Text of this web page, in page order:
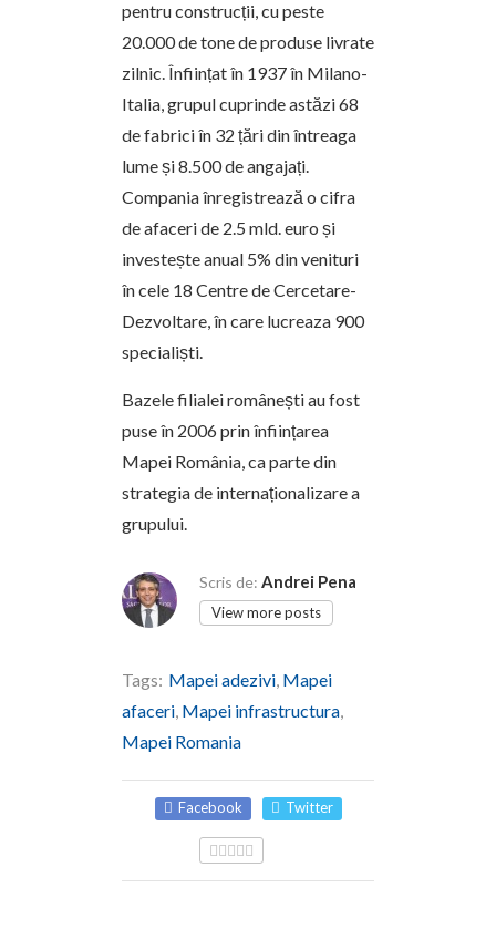
pentru construcții, cu peste
20.000 de tone de produse livrate
zilnic. Înființat în 1937 în Milano-
Italia, grupul cuprinde astăzi 68
de fabrici în 32 țări din întreaga
lume și 8.500 de angajați.
Compania înregistrează o cifra
de afaceri de 2.5 mld. euro și
investește anual 5% din venituri
în cele 18 Centre de Cercetare-
Dezvoltare, în care lucreaza 900
specialiști.
Bazele filialei românești au fost
puse în 2006 prin înființarea
Mapei România, ca parte din
strategia de internaționalizare a
grupului.
Scris de: Andrei Pena
View more posts
Tags: Mapei adezivi, Mapei
afaceri, Mapei infrastructura,
Mapei Romania
Facebook Twitter